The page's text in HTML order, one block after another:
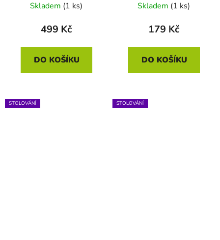
Skladem (1 ks)
499 Kč
DO KOŠÍKU
Skladem (1 ks)
179 Kč
DO KOŠÍKU
STOLOVÁNÍ STOLOVÁNÍ